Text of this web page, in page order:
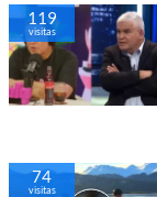
119
visitas
74
visitas